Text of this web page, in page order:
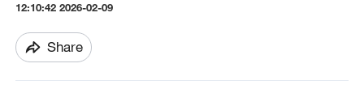
12:10:42 2026-02-09
Share